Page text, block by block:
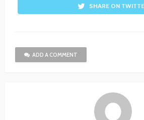
SHARE ON
ADD A COMMENT